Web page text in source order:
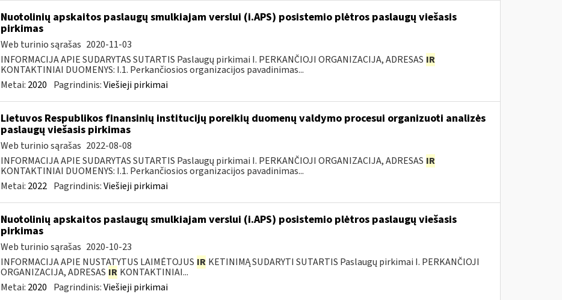
Nuotolinių apskaitos paslaugų smulkiajam verslui (i.APS) posistemio plėtros paslaugų viešasis
pirkimas
Web turinio sąrašas 2020-11-03
INFORMACIJA APIE SUDARYTAS SUTARTIS Paslaugų pirkimai I. PERKANČIOJI ORGANIZACIJA, ADRESAS IR
KONTAKTINIAI DUOMENYS: I.1. Perkančiosios organizacijos pavadinimas...
Metai: 2020 Pagrindinis:Viešieji pirkimai
Lietuvos Respublikos finansinių institucijų poreikių duomenų valdymo procesui organizuoti analizės
paslaugų viešasis pirkimas
Web turinio sąrašas 2022-08-08
INFORMACIJA APIE SUDARYTAS SUTARTIS Paslaugų pirkimai I. PERKANČIOJI ORGANIZACIJA, ADRESAS IR
KONTAKTINIAI DUOMENYS: I.1. Perkančiosios organizacijos pavadinimas...
Metai: 2022 Pagrindinis:Viešieji pirkimai
Nuotolinių apskaitos paslaugų smulkiajam verslui (i.APS) posistemio plėtros paslaugų viešasis
pirkimas
Web turinio sąrašas 2020-10-23
INFORMACIJA APIE NUSTATYTUS LAIMĖTOJUS IR KETINIMĄ SUDARYTI SUTARTIS Paslaugų pirkimai I. PERKANČIOJI
ORGANIZACIJA, ADRESAS IR KONTAKTINIAI...
Metai: 2020 Pagrindinis:Viešieji pirkimai